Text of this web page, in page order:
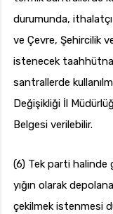
durumunda,
ve Çevre, Şehircilik
istenecek
santrallerde
Değişikliği İl
Belgesi verilebilir.
(6) Tek parti halinde
yığın olarak
çekilmek istenmesi